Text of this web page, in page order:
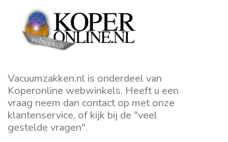
Vacuumzakken.nl is onderdeel van
Koperonline webwinkels. Heeft u een
vraag neem dan contact op met onze
klantenservice, of kijk bij de "veel
gestelde vragen".